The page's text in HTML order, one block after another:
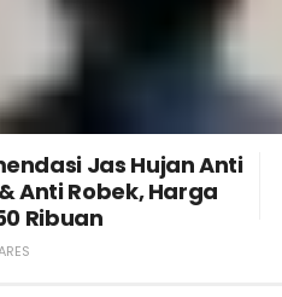
Jas Hujan Anti
Anti Robek, Harga
Ribuan